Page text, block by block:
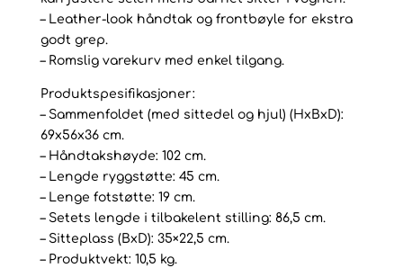
– Leather-look håndtak og frontbøyle for ekstra
godt grep.
– Romslig varekurv med enkel tilgang.
Produktspesifikasjoner:
– Sammenfoldet (med sittedel og hjul) (HxBxD):
69x56x36 cm.
– Håndtakshøyde: 102 cm.
– Lengde ryggstøtte: 45 cm.
– Lenge fotstøtte: 19 cm.
– Setets lengde i tilbakelent stilling: 86,5 cm.
– Sitteplass (BxD): 35×22,5 cm.
– Produktvekt: 10,5 kg.